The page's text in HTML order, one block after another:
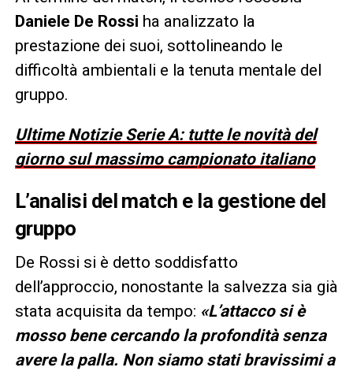
Daniele De Rossi ha analizzato la
prestazione dei suoi, sottolineando le
difficoltà ambientali e la tenuta mentale del
gruppo.
Ultime Notizie Serie A: tutte le novità del
giorno sul massimo campionato italiano
L’analisi del match e la gestione del
gruppo
De Rossi si è detto soddisfatto
dell’approccio, nonostante la salvezza sia già
stata acquisita da tempo: «L’attacco si è
mosso bene cercando la profondità senza
avere la palla. Non siamo stati bravissimi a